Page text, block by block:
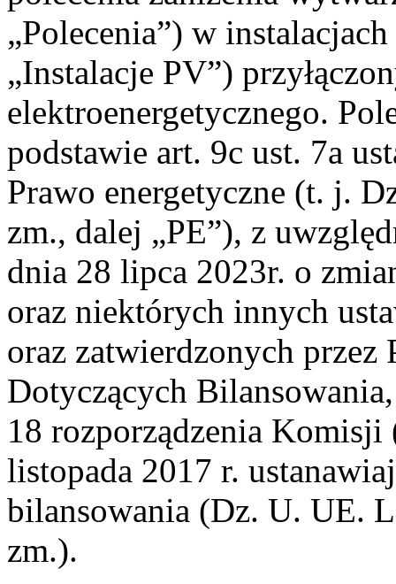
„Polecenia”) w
„Instalacje PV”)
elektroenergetycznego.
podstawie art. 9c ust. 7a
Prawo energetyczne (t. j.
zm., dalej „PE”), z
dnia 28 lipca 2023r. o
oraz niektórych innych
oraz zatwierdzonych przez
Dotyczących
18 rozporządzenia
listopada 2017 r.
bilansowania (Dz. U. UE.
zm.).